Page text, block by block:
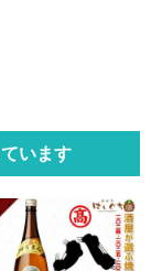
います